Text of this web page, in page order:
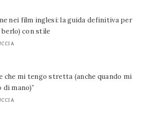
nei film inglesi: la guida definitiva per
berlo) con stile
che mi tengo stretta (anche quando mi
di mano)”